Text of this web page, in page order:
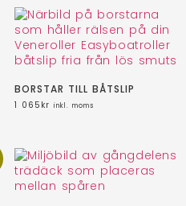
BORSTAR TILL BÅTSLIP
1 065 kr inkl. moms